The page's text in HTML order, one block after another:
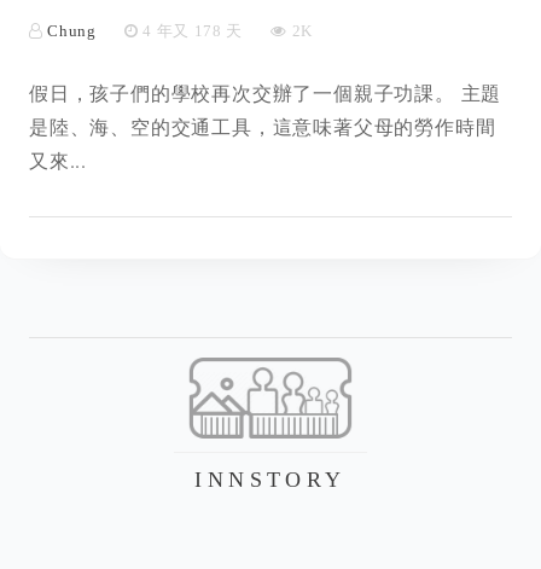
Chung 4 年又 178 天 2K
假日，孩子們的學校再次交辦了一個親子功課。 主題
是陸、海、空的交通工具，這意味著父母的勞作時間
又來...
INNSTORY